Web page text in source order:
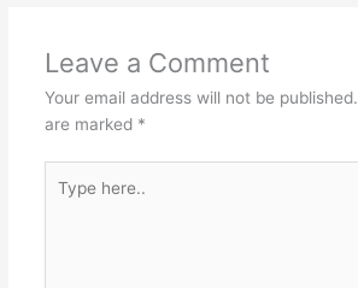
Leave a Comment
Your email address will not be published.
are marked *
here..